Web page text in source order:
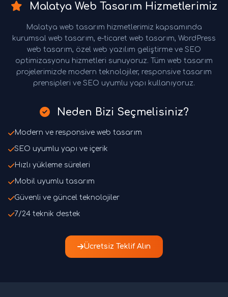
Malatya Web Tasarım Hizmetlerimiz
Malatya web tasarım hizmetlerimiz kapsamında
kurumsal web tasarım, e-ticaret web tasarım, WordPress
web tasarım, özel web yazılım geliştirme ve SEO
optimizasyonu hizmetleri sunuyoruz. Tüm web tasarım
projelerimizde modern teknolojiler, responsive tasarım
prensipleri ve SEO uyumlu yapı kullanıyoruz.
Neden Bizi Seçmelisiniz?
Modern ve responsive web tasarım
SEO uyumlu yapı ve içerik
Hızlı yükleme süreleri
Mobil uyumlu tasarım
Güvenli ve güncel teknolojiler
7/24 teknik destek
Ücretsiz Teklif Alın